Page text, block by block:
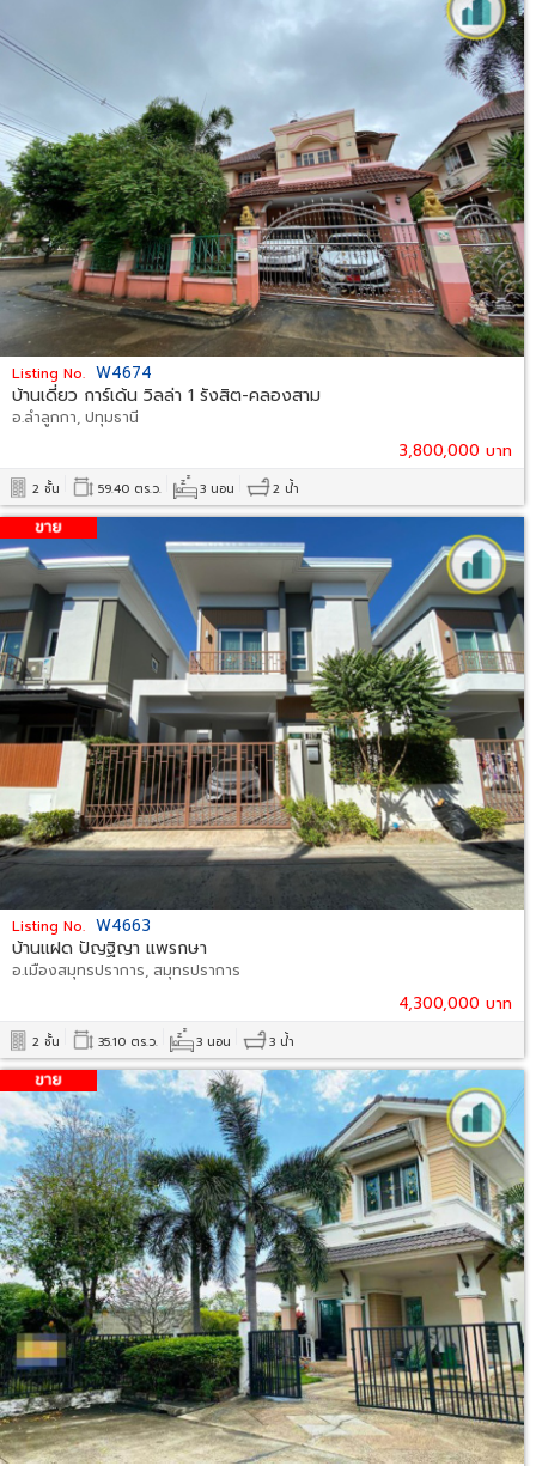
Listing No. W4674
บ้านเดี่ยว การ์เด้น วิลล่า 1 รังสิต-คลองสาม
อ.ลำลูกกา, ปทุมธานี
3,800,000 บาท
2 ชั้น 59.40 ตร.ว. 3 นอน 2 น้ำ
Listing No. W4663
บ้านแฝด ปัญฐิญา แพรกษา
อ.เมืองสมุทรปราการ, สมุทรปราการ
4,300,000 บาท
2 ชั้น 35.10 ตร.ว. 3 นอน 3 น้ำ